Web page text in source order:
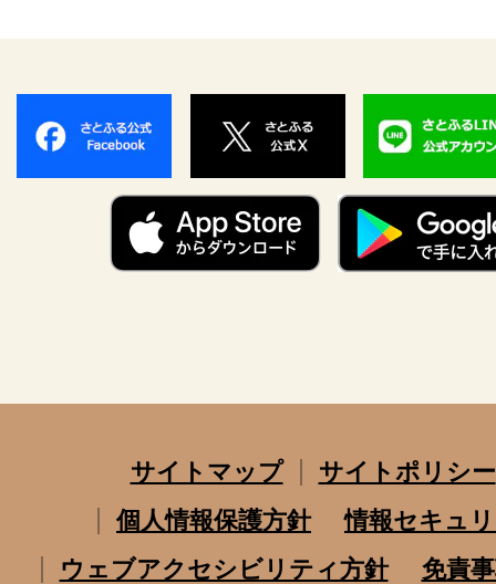
サイトマップ
サイトポリシー
個人情報保護方針
情報セキュ
ウェブアクセシビリティ方針
免責